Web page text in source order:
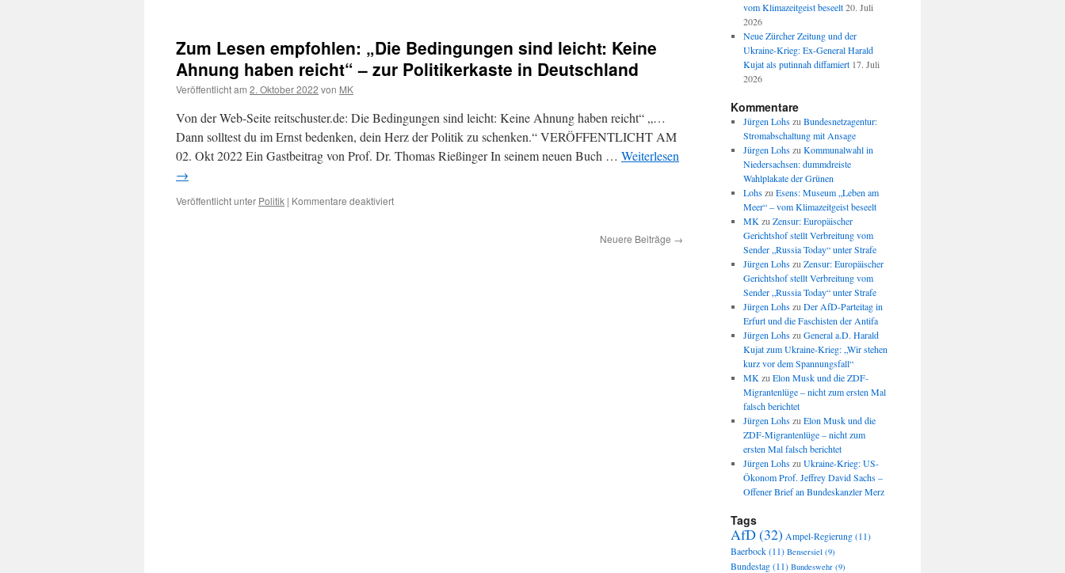
Zum Lesen empfohlen: „Die Bedingungen sind leicht: Keine
Ahnung haben reicht“ – zur Politikerkaste in Deutschland
Veröffentlicht am 2. Oktober 2022 von MK
Von der Web-Seite reitschuster.de: Die Bedingungen sind leicht: Keine Ahnung haben reicht“ „…
Dann solltest du im Ernst bedenken, dein Herz der Politik zu schenken.“ VERÖFFENTLICHT AM
02. Okt 2022 Ein Gastbeitrag von Prof. Dr. Thomas Rießinger In seinem neuen Buch … Weiterlesen
→
Veröffentlicht unter Politik | Kommentare deaktiviertfür
Neuere Beiträge →
vom Klimazeitgeist beseelt 20. Juli
2026
Neue Zürcher Zeitung und der
Ukraine-Krieg: Ex-General Harald
Kujat als putinnah diffamiert 17. Juli
2026
Kommentare
Jürgen Lohszu Bundesnetzagentur:
Stromabschaltung mit Ansage
Jürgen Lohszu Kommunalwahl in
Niedersachsen: dummdreiste
Wahlplakate der Grünen
Lohszu Esens: Museum „Leben am
Meer“ – vom Klimazeitgeist beseelt
MK zu Zensur: Europäischer
Gerichtshof stellt Verbreitung vom
Sender „Russia Today“ unter Strafe
Jürgen Lohszu Zensur: Europäischer
Gerichtshof stellt Verbreitung vom
Sender „Russia Today“ unter Strafe
Jürgen Lohszu Der AfD-Parteitag in
Erfurt und die Faschisten der Antifa
Jürgen Lohszu General a.D. Harald
Kujat zum Ukraine-Krieg: „Wir stehen
kurz vor dem Spannungsfall“
MK zu Elon Musk und die ZDF-
Migrantenlüge – nicht zum ersten Mal
falsch berichtet
Jürgen Lohszu Elon Musk und die
ZDF-Migrantenlüge – nicht zum
ersten Mal falsch berichtet
Jürgen Lohszu Ukraine-Krieg: US-
Ökonom Prof. Jeffrey David Sachs –
Offener Brief an Bundeskanzler Merz
Tags
AfD(32) Ampel-Regierung (11)
Baerbock (11) Bensersiel (9)
Bundestag (11) Bundeswehr (9)